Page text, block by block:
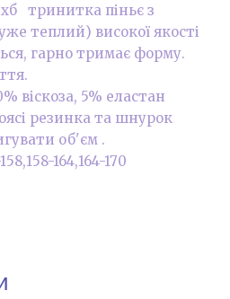
тринитка піньє з
теплий) високої якості
гарно тримає форму.
віскоза, 5% еластан
резинка та шнурок
об'єм .
164,164-170